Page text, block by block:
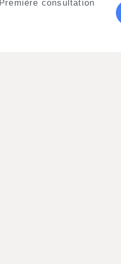
Première consultation